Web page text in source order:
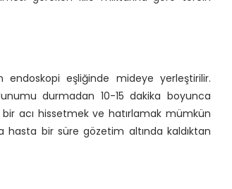
endoskopi eşliğinde mideye yerleştirilir.
durmadan 10-15 dakika boyunca
bir acı hissetmek ve hatırlamak mümkün
bir süre gözetim altında kaldıktan